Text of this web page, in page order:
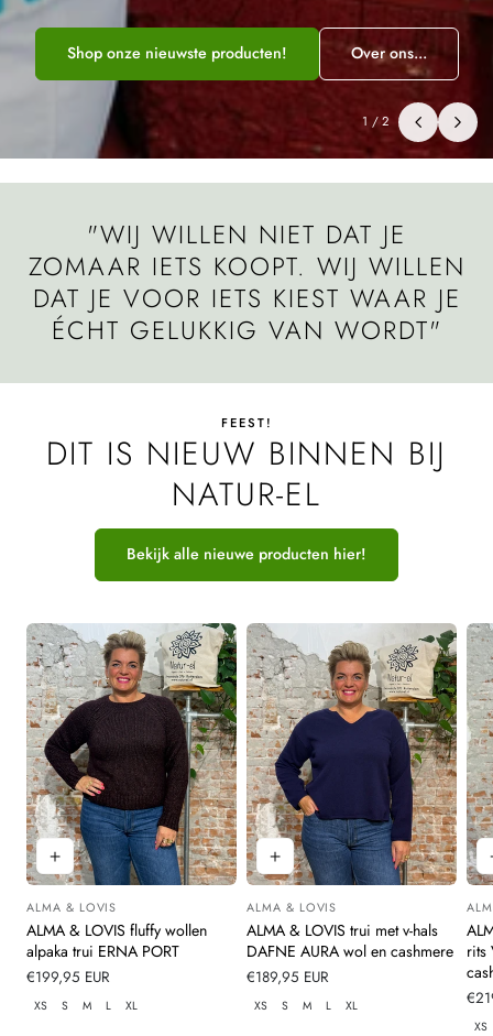
Shop onze nieuwste producten! Over ons...
1 /2
"WIJ WILLEN NIET DAT JE
ZOMAAR IETS KOOPT. WIJ WILLEN
DAT JE VOOR IETS KIEST WAAR JE
ÉCHT GELUKKIG VAN WORDT"
FEEST!
DIT IS NIEUW BINNEN BIJ
NATUR-EL
Bekijk alle nieuwe producten hier!
Leverancier:
ALMA & LOVIS
ALMA & LOVIS fluffy wollen
alpaka trui ERNA PORT
Normale
prijs
€199,95 EUR
XS S M L XL
Leverancier:
ALMA & LOVIS
ALMA & LOVIS trui met v-hals
DAFNE AURA wol en cashmere
Normale
prijs
€189,95 EUR
XS S M L XL
rits
prijs
XS